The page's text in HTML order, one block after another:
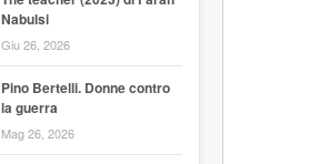
Nabulsi
Giu 26, 2026
Pino Bertelli. Donne contro
la guerra
Mag 26, 2026